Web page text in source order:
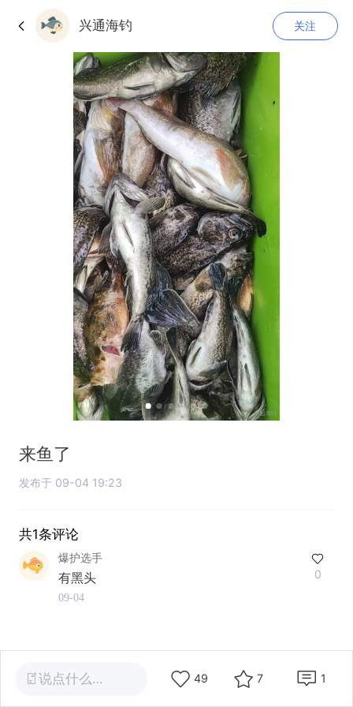
兴通海钓 关注
来鱼了
发布于 09-04 19:23
共1条评论
爆护选手
有黑头
09-04
0
说点什么… 49 7 1